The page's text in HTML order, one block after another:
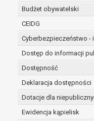
Budżet obywatelski
CEIDG
Cyberbezpieczeństwo -
Dostęp do informacji
Dostępność
Deklaracja dostępności
Dotacje dla
Ewidencja kąpielisk
przepisów
Pani/Pana dane
przez okres
zostały zebrane
archiwizacji
powszechnie
W przypadku,
na podstawie
przetwarzanie
zgody.
W przypadku,